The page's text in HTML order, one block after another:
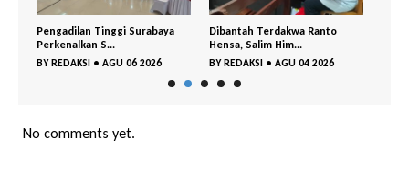
Pengadilan Tinggi Surabaya
Perkenalkan S...
BYREDAKSI • AGU 06 2026
Dibantah Terdakwa Ranto
Hensa, Salim Him...
BYREDAKSI • AGU 04 2026
No comments yet.